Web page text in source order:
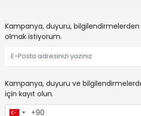
Kampanya, duyuru,
olmak istiyorum.
Kampanya, duyuru ve
için kayıt olun.